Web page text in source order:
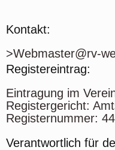
Kontakt:
>Webmaster@rv-
Registereintrag:
Eintragung im
Registergericht:
Registernummer:
Verantwortlich für